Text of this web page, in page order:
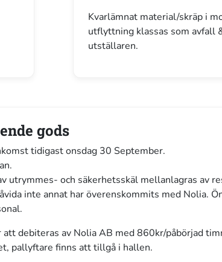
Kvarlämnat material/skräp i
utflyttning klassas som avfall
utställaren.
gods
tidigast onsdag 30 September.
utrymmes- och säkerhetsskäl mellanlagras av
inte annat har överenskommits med Nolia.
debiteras av Nolia AB med 860kr/påbörjad
pallyftare finns att tillgå i hallen.